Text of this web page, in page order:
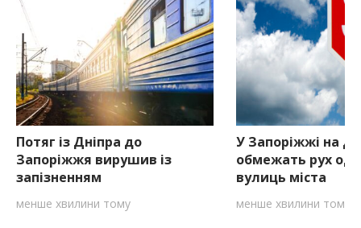
Потяг із Дніпра до
Запоріжжя вирушив із
запізненням
менше хвилини тому
У Запоріжжі на
обмежать рух
вулиць міста
менше хвилини тому